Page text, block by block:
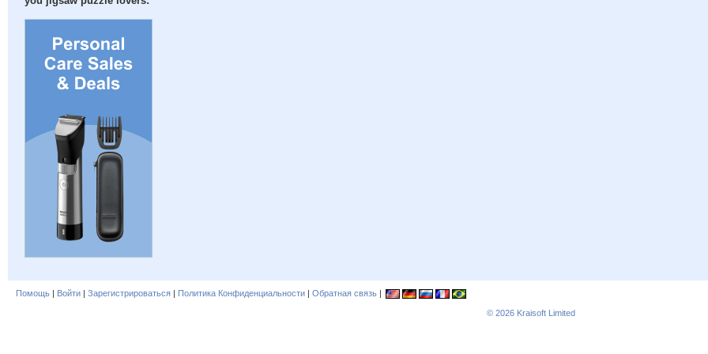
Помощь | Войти | Зарегистрироваться | Политика Конфиденциальности | Обратная связь |
© 2026 Kraisoft Limited